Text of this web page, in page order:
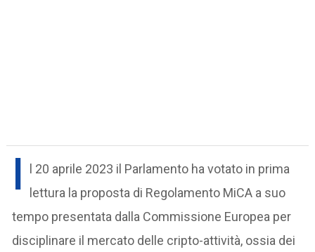
I
l 20 aprile 2023 il Parlamento ha votato in prima
lettura la proposta di Regolamento MiCA a suo
tempo presentata dalla Commissione Europea per
disciplinare il mercato delle cripto-attività, ossia dei